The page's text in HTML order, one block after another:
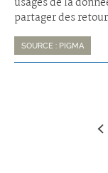
partager des
SOURCE : PIGMA